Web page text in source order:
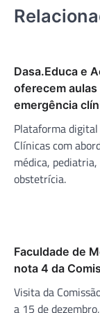
Dasa.Educa e
oferecem
emergência
Plataforma
Clínicas com
médica,
obstetrícia.
Faculdade de
nota 4 da
Visita da
a 15 de